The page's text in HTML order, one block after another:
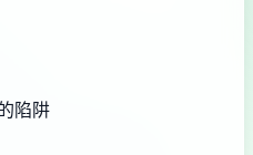
陷阱